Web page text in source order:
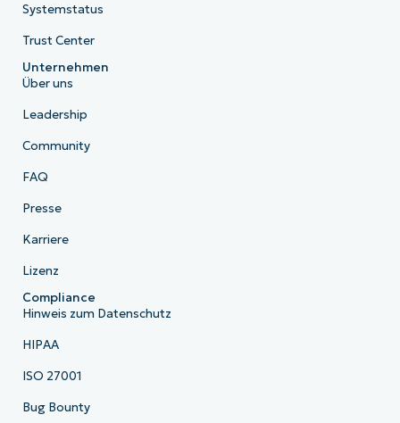
Systemstatus
Trust Center
Unternehmen
Über uns
Leadership
Community
FAQ
Presse
Karriere
Lizenz
Compliance
Hinweis zum Datenschutz
HIPAA
ISO 27001
Bug Bounty